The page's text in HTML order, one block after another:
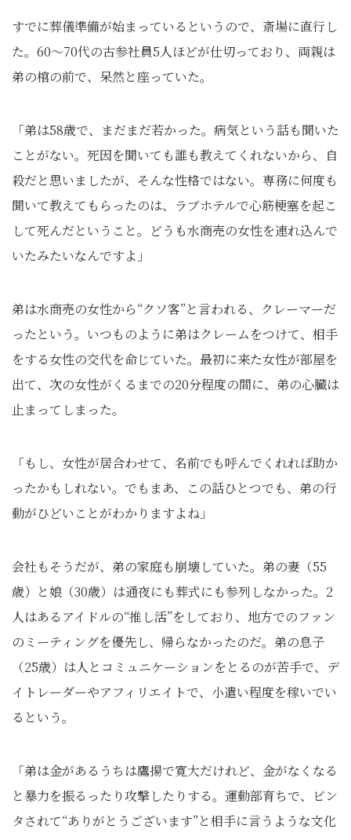
すでに葬儀準備が始まっているというので、斎場に直行し
た。60〜70代の古参社員5人ほどが仕切っており、両親は
弟の棺の前で、呆然と座っていた。
「弟は58歳で、まだまだ若かった。病気という話も聞いた
ことがない。死因を聞いても誰も教えてくれないから、自
殺だと思いましたが、そんな性格ではない。専務に何度も
聞いて教えてもらったのは、ラブホテルで心筋梗塞を起こ
して死んだということ。どうも水商売の女性を連れ込んで
いたみたいなんですよ」
弟は水商売の女性から“クソ客”と言われる、クレーマーだ
ったという。いつものように弟はクレームをつけて、相手
をする女性の交代を命じていた。最初に来た女性が部屋を
出て、次の女性がくるまでの20分程度の間に、弟の心臓は
止まってしまった。
「もし、女性が居合わせて、名前でも呼んでくれれば助か
ったかもしれない。でもまあ、この話ひとつでも、弟の行
動がひどいことがわかりますよね」
会社もそうだが、弟の家庭も崩壊していた。弟の妻（55
歳）と娘（30歳）は通夜にも葬式にも参列しなかった。2
人はあるアイドルの“推し活”をしており、地方でのファン
のミーティングを優先し、帰らなかったのだ。弟の息子
（25歳）は人とコミュニケーションをとるのが苦手で、デ
イトレーダーやアフィリエイトで、小遣い程度を稼いでい
るという。
「弟は金があるうちは鷹揚で寛大だけれど、金がなくなる
と暴力を振るったり攻撃したりする。運動部育ちで、ビン
タされて“ありがとうございます”と相手に言うような文化